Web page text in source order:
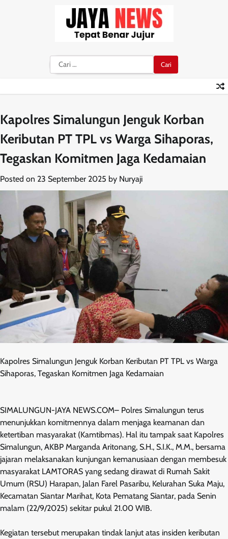
Cari
untuk:
Kapolres Simalungun Jenguk Korban
Keributan PT TPL vs Warga Sihaporas,
Tegaskan Komitmen Jaga Kedamaian
Posted on 23 September 2025 by Nuryaji
Kapolres Simalungun Jenguk Korban Keributan PT TPL vs Warga
Sihaporas, Tegaskan Komitmen Jaga Kedamaian
SIMALUNGUN-JAYA NEWS.COM– Polres Simalungun terus
menunjukkan komitmennya dalam menjaga keamanan dan
ketertiban masyarakat (Kamtibmas). Hal itu tampak saat Kapolres
Simalungun, AKBP Marganda Aritonang, S.H., S.I.K., M.M., bersama
jajaran melaksanakan kunjungan kemanusiaan dengan membesuk
masyarakat LAMTORAS yang sedang dirawat di Rumah Sakit
Umum (RSU) Harapan, Jalan Farel Pasaribu, Kelurahan Suka Maju,
Kecamatan Siantar Marihat, Kota Pematang Siantar, pada Senin
malam (22/9/2025) sekitar pukul 21.00 WIB.
Kegiatan tersebut merupakan tindak lanjut atas insiden keributan